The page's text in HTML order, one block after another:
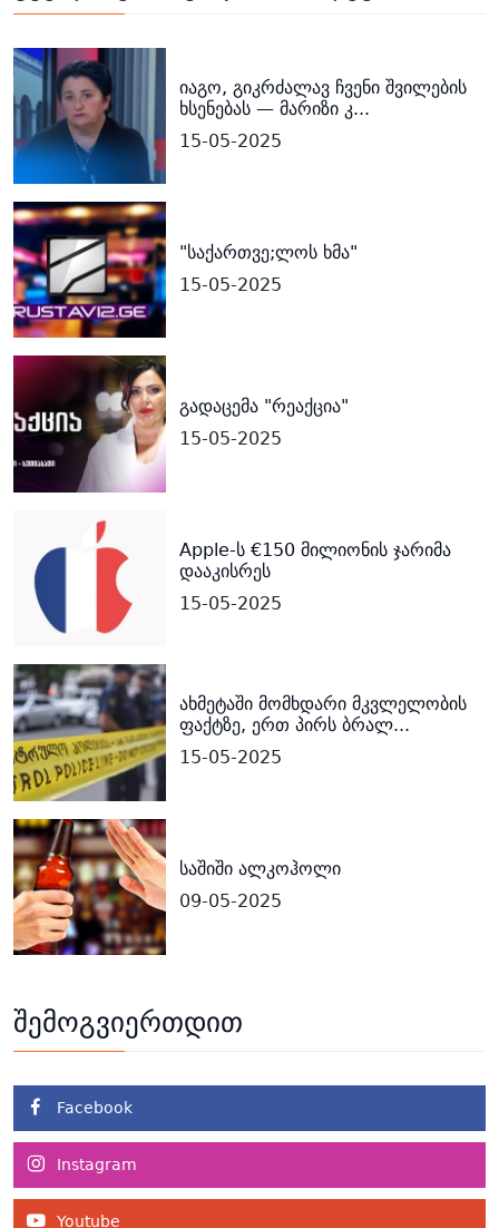
იაგო, გიკრძალავ ჩვენი შვილების
ხსენებას — მარიზი კ...
15-05-2025
"საქართვე;ლოს ხმა"
15-05-2025
გადაცემა "რეაქცია"
15-05-2025
Apple-ს €150 მილიონის ჯარიმა
დააკისრეს
15-05-2025
ახმეტაში მომხდარი მკვლელობის
ფაქტზე, ერთ პირს ბრალ...
15-05-2025
საშიში ალკოჰოლი
09-05-2025
შემოგვიერთდით
Facebook
Instagram
Youtube